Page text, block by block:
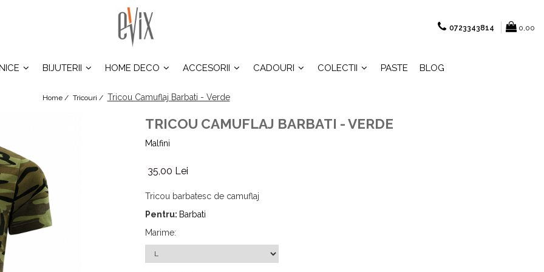
0723343814 0,00
BIJUTERII HOME DECO ACCESORII CADOURI COLECTII PASTE BLOG
Home / Tricouri / Tricou Camuflaj Barbati - Verde
TRICOU CAMUFLAJ BARBATI - VERDE
Malfini
35,00 Lei
Tricou barbatesc de camuflaj
Pentru: Barbati
Marime: